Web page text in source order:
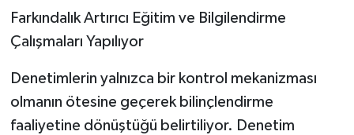
Farkındalık Artırıcı Eğitim ve Bilgilendirme
Çalışmaları Yapılıyor
Denetimlerin yalnızca bir kontrol mekanizması
olmanın ötesine geçerek bilinçlendirme
faaliyetine dönüştüğü belirtiliyor. Denetim